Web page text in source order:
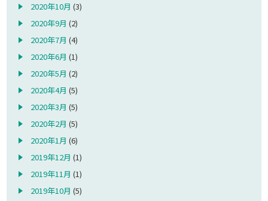
2020年10月 (3)
2020年9月 (2)
2020年7月 (4)
2020年6月 (1)
2020年5月 (2)
2020年4月 (5)
2020年3月 (5)
2020年2月 (5)
2020年1月 (6)
2019年12月 (1)
2019年11月 (1)
2019年10月 (5)